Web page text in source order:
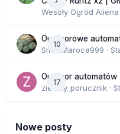
Wesoły Ogród Aliena
10
Outdoorowe
SmakMaroca999 ·
17
Outdoor automatów
zielony_porucznik ·
Nowe posty